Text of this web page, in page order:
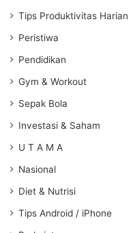
Tips Produktivitas Harian
Peristiwa
Pendidikan
Gym & Workout
Sepak Bola
Investasi & Saham
U T A M A
Nasional
Diet & Nutrisi
Tips Android / iPhone